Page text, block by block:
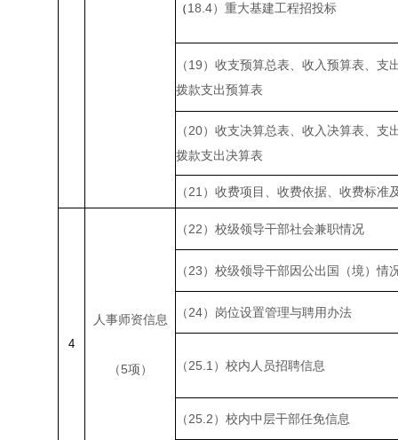
（ 18.4）重大基建工程招投标
（19）收支预算总表、收入预算表、支
拨款支出预算表
（20）收支决算总表、收入决算表、支
拨款支出决算表
（21 ）收费项目、收费依据、收费标准
4
人事师资信息
（5项）
（22）校级领导干部社会兼职情况
（23）校级领导干部因公出国（境）情
（24）岗位设置管理与聘用办法
（25.1 ）校内人员招聘信息
（25.2）校内中层干部任免信息